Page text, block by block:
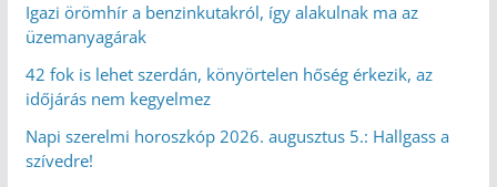
Igazi örömhír a benzinkutakról, így alakulnak ma az
üzemanyagárak
42 fok is lehet szerdán, könyörtelen hőség érkezik, az
időjárás nem kegyelmez
Napi szerelmi horoszkóp 2026. augusztus 5.: Hallgass a
szívedre!